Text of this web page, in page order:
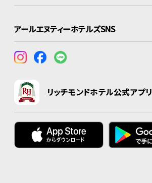
アールエヌティーホテルズSNS
リッチモンドホテル公式アプリ